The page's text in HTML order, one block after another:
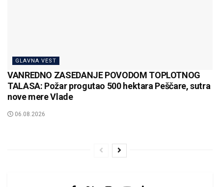
GLAVNA VEST
VANREDNO ZASEDANJE POVODOM TOPLOTNOG
TALASA: Požar progutao 500 hektara Peščare, sutra
nove mere Vlade
06.08.2026